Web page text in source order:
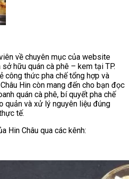
về chuyên mục của website
hữu quán cà phê – kem tại TP.
công thức pha chế tổng hợp và
Hin còn mang đến cho bạn đọc
quán cà phê, bí quyết pha chế
quản và xử lý nguyên liệu đúng
tế.
Hin Châu qua các kênh: